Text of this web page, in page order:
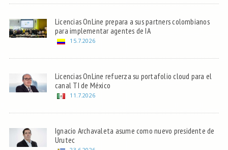
Licencias OnLine prepara a sus partners colombianos
para implementar agentes de IA
15.7.2026
Licencias OnLine refuerza su portafolio cloud para el
canal TI de México
11.7.2026
Ignacio Archavaleta asume como nuevo presidente de
Urutec